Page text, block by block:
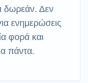
δωρεάν. Δεν
ενημερώσεις
φορά και
πάντα.